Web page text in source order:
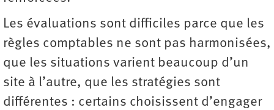
Les évaluations sont difficiles parce que les
règles comptables ne sont pas harmonisées,
que les situations varient beaucoup d’un
site à l’autre, que les stratégies sont
différentes : certains choisissent d’engager